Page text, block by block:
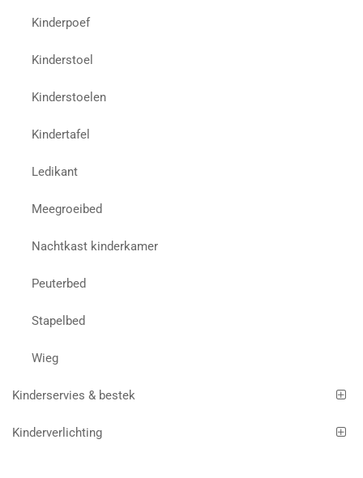
Kinderpoef
Kinderstoel
Kinderstoelen
Kindertafel
Ledikant
Meegroeibed
Nachtkast kinderkamer
Peuterbed
Stapelbed
Wieg
Kinderservies & bestek
Kinderverlichting